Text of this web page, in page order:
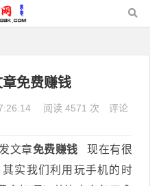
免费赚钱
阅读 4571 次
评论
文章免费赚钱 现在有很
实我们利用玩手机的时